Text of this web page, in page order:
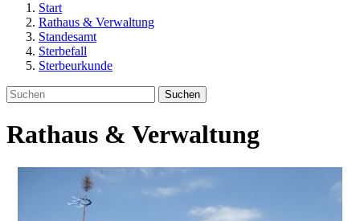
Start
Rathaus & Verwaltung
Standesamt
Sterbefall
Sterbeurkunde
Suchen
Rathaus & Verwaltung